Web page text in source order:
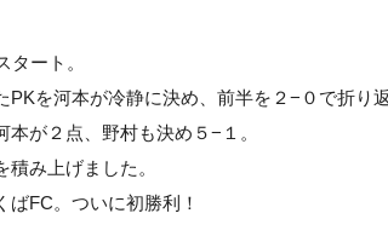
ート。
を河本が冷静に決め、前半を２−０で折り返
が２点、野村も決め５−１。
み上げました。
FC。ついに初勝利！